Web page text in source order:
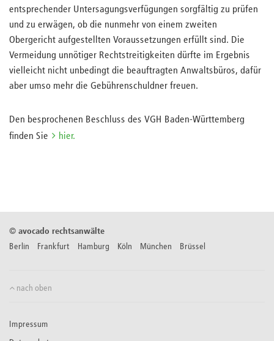
entsprechender Untersagungsverfügungen sorgfältig zu prüfen
und zu erwägen, ob die nunmehr von einem zweiten
Obergericht aufgestellten Voraussetzungen erfüllt sind. Die
Vermeidung unnötiger Rechtstreitigkeiten dürfte im Ergebnis
vielleicht nicht unbedingt die beauftragten Anwaltsbüros, dafür
aber umso mehr die Gebührenschuldner freuen.
Den besprochenen Beschluss des VGH Baden-Württemberg
finden Sie
hier.
© avocado rechtsanwälte
Berlin Frankfurt Hamburg Köln München Brüssel
nach oben
Impressum